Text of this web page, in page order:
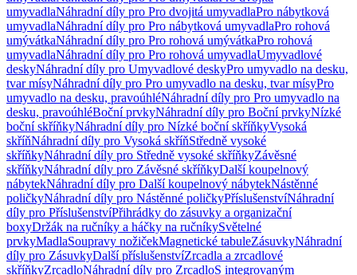
umyvadlaNáhradní díly pro Pro dvojitá umyvadlaPro nábytková
umyvadlaNáhradní díly pro Pro nábytková umyvadlaPro rohová
umývátkaNáhradní díly pro Pro rohová umývátkaPro rohová
umyvadlaNáhradní díly pro Pro rohová umyvadlaUmyvadlové
deskyNáhradní díly pro Umyvadlové deskyPro umyvadlo na desku,
tvar mísyNáhradní díly pro Pro umyvadlo na desku, tvar mísyPro
umyvadlo na desku, pravoúhléNáhradní díly pro Pro umyvadlo na
desku, pravoúhléBoční prvkyNáhradní díly pro Boční prvkyNízké
boční skříňkyNáhradní díly pro Nízké boční skříňkyVysoká
skříňNáhradní díly pro Vysoká skříňStředně vysoké
skříňkyNáhradní díly pro Středně vysoké skříňkyZávěsné
skříňkyNáhradní díly pro Závěsné skříňkyDalší koupelnový
nábytekNáhradní díly pro Další koupelnový nábytekNástěnné
poličkyNáhradní díly pro Nástěnné poličkyPříslušenstvíNáhradní
díly pro PříslušenstvíPřihrádky do zásuvky a organizační
boxyDržák na ručníky a háčky na ručníkySvětelné
prvkyMadlaSoupravy nožičekMagnetické tabuleZásuvkyNáhradní
díly pro ZásuvkyDalší příslušenstvíZrcadla a zrcadlové
skříňkyZrcadloNáhradní díly pro ZrcadloS integrovaným